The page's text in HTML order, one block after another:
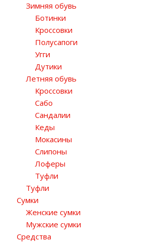
Зимняя обувь
Ботинки
Кроссовки
Полусапоги
Угги
Дутики
Летняя обувь
Кроссовки
Сабо
Сандалии
Кеды
Мокасины
Слипоны
Лоферы
Туфли
Туфли
Сумки
Женские сумки
Мужские сумки
Средства